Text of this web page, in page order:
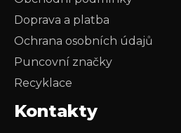
Doprava a platba
Ochrana osobních údajů
Puncovní značky
Recyklace
Kontakty